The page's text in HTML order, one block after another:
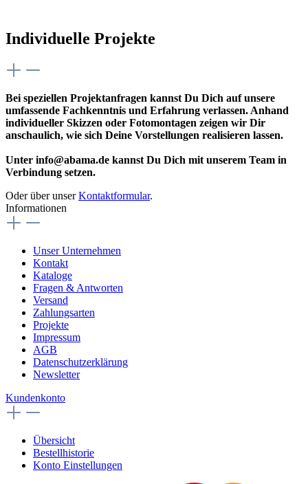
Individuelle Projekte
Bei speziellen Projektanfragen kannst Du Dich auf unsere
umfassende Fachkenntnis und Erfahrung verlassen. Anhand
individueller Skizzen oder Fotomontagen zeigen wir Dir
anschaulich, wie sich Deine Vorstellungen realisieren lassen.
Unter info@abama.de kannst Du Dich mit unserem Team in
Verbindung setzen.
Oder über unserKontaktformular.
Informationen
Unser Unternehmen
Kontakt
Kataloge
Fragen & Antworten
Versand
Zahlungsarten
Projekte
Impressum
AGB
Datenschutzerklärung
Newsletter
Kundenkonto
Übersicht
Bestellhistorie
Konto Einstellungen